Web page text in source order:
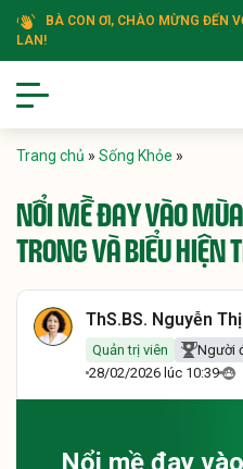
BÀ CON ƠI, CHÀO MỪNG ĐẾN
LAN!
Trang chủ » Sống Khỏe »
NỔI MỀ ĐAY VÀO
TRONG VÀ BIỂU HIỆN
ThS.BS. Nguyễn
Quản trị viên
Người
28/02/2026 lúc 10:39
Nổi mề đay